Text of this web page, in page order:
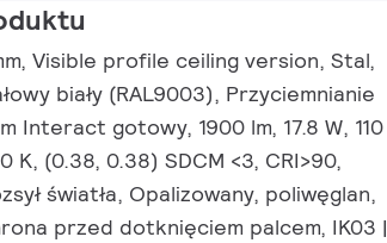
Visible profile ceiling version, Stal,
biały (RAL9003), Przyciemnianie
Interact gotowy, 1900 lm, 17.8 W, 110
K, (0.38, 0.38) SDCM <3, CRI>90,
światła, Opalizowany, poliwęglan,
przed dotknięciem palcem, IK03 |